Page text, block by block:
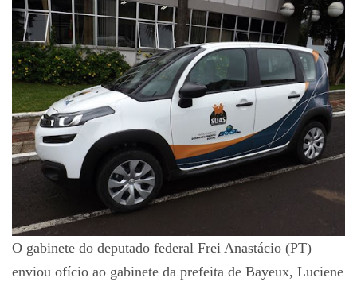
O gabinete do deputado federal Frei Anastácio (PT)
enviou ofício ao gabinete da prefeita de Bayeux, Luciene